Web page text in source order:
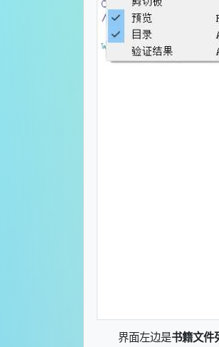
界面左边是书籍文件